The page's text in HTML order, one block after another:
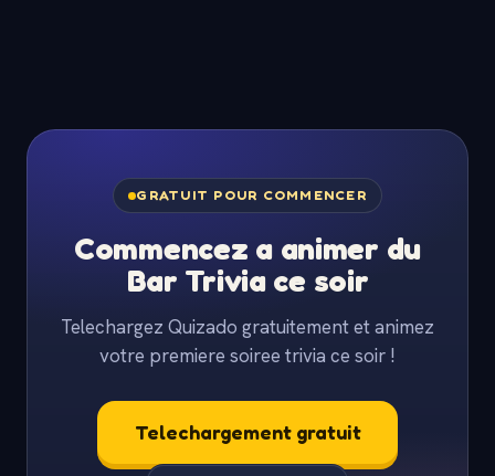
GRATUIT POUR COMMENCER
Commencez a animer du
Bar Trivia ce soir
Telechargez Quizado gratuitement et animez
votre premiere soiree trivia ce soir !
Telechargement gratuit